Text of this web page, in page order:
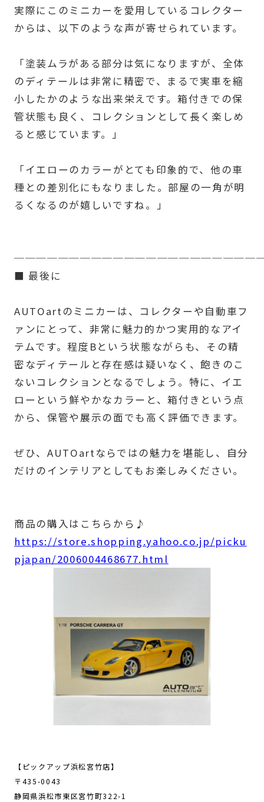
実際にこのミニカーを愛用しているコレクター
からは、以下のような声が寄せられています。
「塗装ムラがある部分は気になりますが、全体
のディテールは非常に精密で、まるで実車を縮
小したかのような出来栄えです。箱付きでの保
管状態も良く、コレクションとして長く楽しめ
ると感じています。」
「イエローのカラーがとても印象的で、他の車
種との差別化にもなりました。部屋の一角が明
るくなるのが嬉しいですね。」
■ 最後に
AUTOartのミニカーは、コレクターや自動車フ
ァンにとって、非常に魅力的かつ実用的なアイ
テムです。程度Bという状態ながらも、その精
密なディテールと存在感は疑いなく、飽きのこ
ないコレクションとなるでしょう。特に、イエ
ローという鮮やかなカラーと、箱付きという点
から、保管や展示の面でも高く評価できます。
ぜひ、AUTOartならではの魅力を堪能し、自分
だけのインテリアとしてもお楽しみください。
商品の購入はこちらから♪
https://store.shopping.yahoo.co.jp/picku
pjapan/2006004468677.html
【ピックアップ浜松宮竹店】
〒435-0043
静岡県浜松市東区宮竹町322-1